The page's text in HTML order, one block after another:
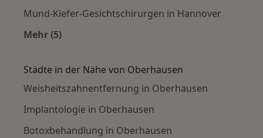
Mund-Kiefer-Gesichtschirurgen in Hannover
Mehr (5)
Städte in der Nähe von Oberhausen
Weisheitszahnentfernung in Oberhausen
Implantologie in Oberhausen
Botoxbehandlung in Oberhausen